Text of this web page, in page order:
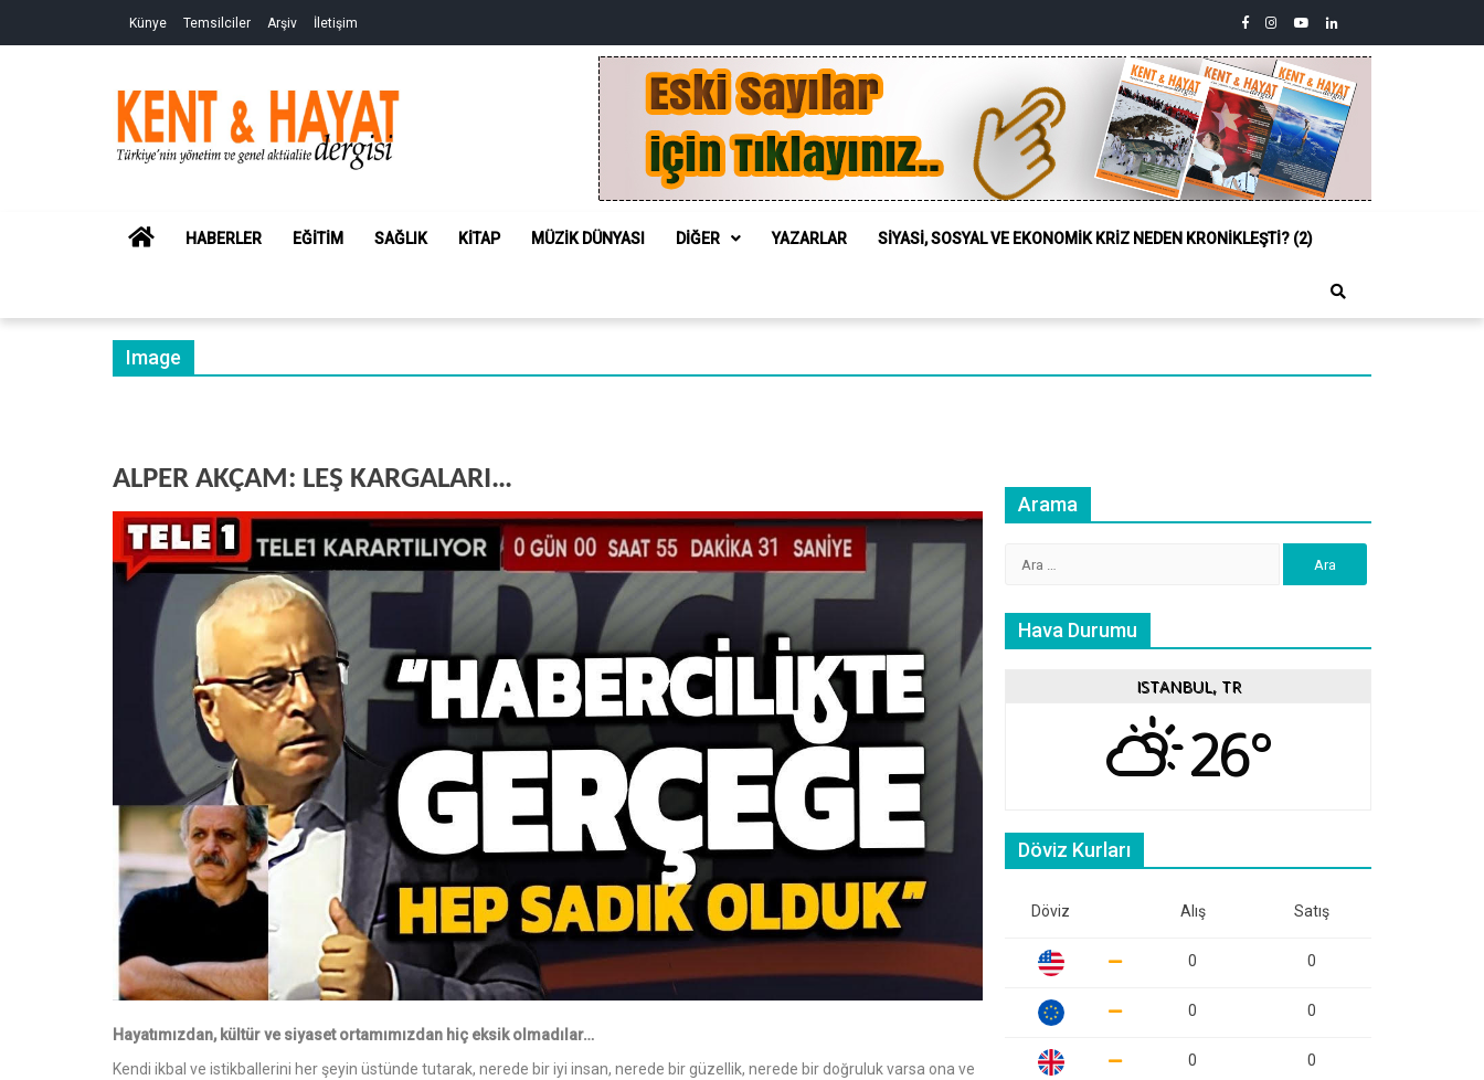
Künye Temsilciler Arşiv İletişim facebook
instagram
youtubelinkedin
ve
HOMEHABERLER EĞITIM SAĞLIK KITAP MÜZIK DÜNYASI DIĞER YAZARLAR SIYASI, SOSYAL VE EKONOMIK KRIZ NEDEN KRONIKLEŞTI? (2)
Image
ALPER AKÇAM: LEŞ KARGALARI…
Hayatımızdan, kültür ve siyaset ortamımızdan hiç eksik olmadılar…
Kendi ikbal ve istikballerini her şeyin üstünde tutarak, nerede bir iyi insan, nerede bir güzellik, nerede bir doğruluk varsa ona ve
Arama
Hava Durumu
ISTANBUL, TR
26°
Döviz Kurları
Döviz Alış Satış
0 0
0 0
0 0